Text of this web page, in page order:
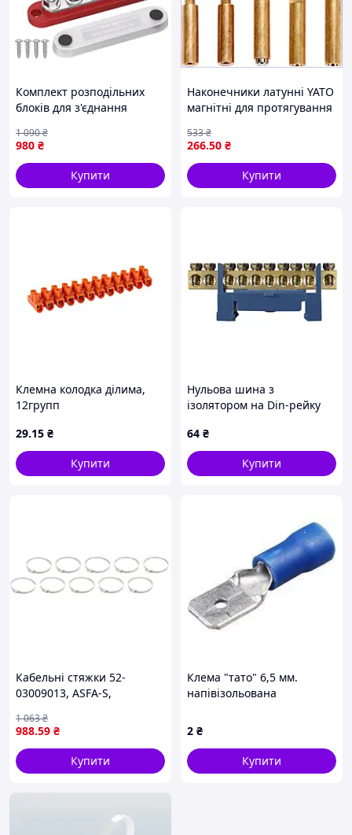
Комплект розподільних
блоків для з'єднання
М6 150А 48 VDC/300VAC
(101168)
980 ₴
1 090₴
Купити
Наконечники латунні YATO
магнітні для протягування
електромонтажу
266.50 ₴
533₴
Купити
Клемна колодка ділима,
12групп
А, помаранчева
29.15 ₴
Купити
Нульова шина з
ізолятором на Din-рейку
64 ₴
Купити
Кабельні стяжки 52-
03009013, ASFA-S,
12,2 мм, максимальний
діаметр 130мм, діаметр
110 / 130 мм, матеріал:
988.59 ₴
1 063₴
Купити
Клема "тато" 6,5 мм.
напівізольована
2 ₴
Купити